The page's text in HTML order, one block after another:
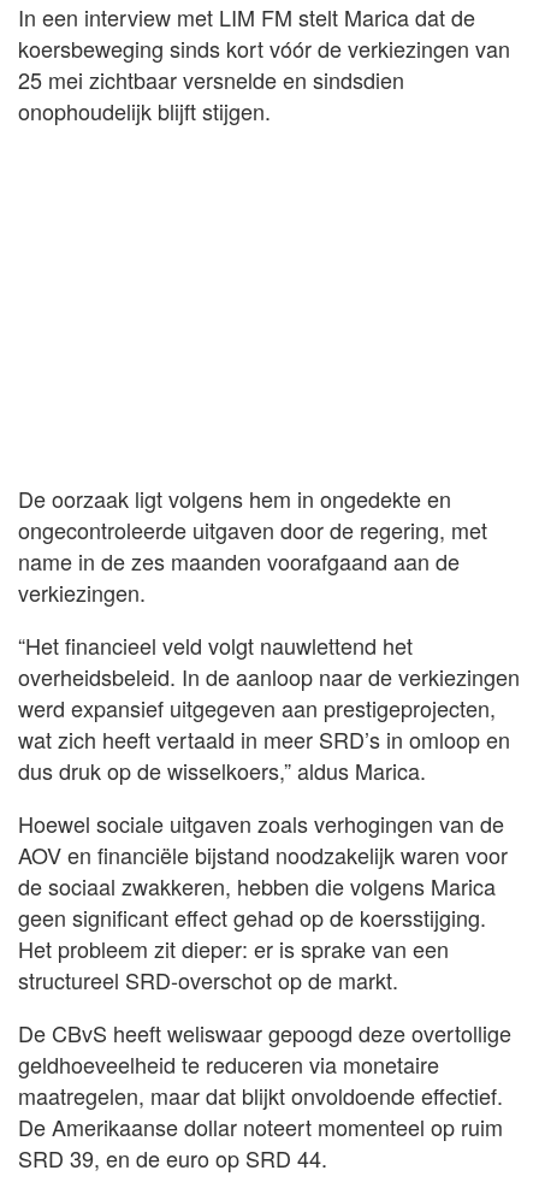
In een interview met LIM FM stelt Marica dat de
koersbeweging sinds kort vóór de verkiezingen van
25 mei zichtbaar versnelde en sindsdien
onophoudelijk blijft stijgen.
De oorzaak ligt volgens hem in ongedekte en
ongecontroleerde uitgaven door de regering, met
name in de zes maanden voorafgaand aan de
verkiezingen.
“Het financieel veld volgt nauwlettend het
overheidsbeleid. In de aanloop naar de verkiezingen
werd expansief uitgegeven aan prestigeprojecten,
wat zich heeft vertaald in meer SRD’s in omloop en
dus druk op de wisselkoers,” aldus Marica.
Hoewel sociale uitgaven zoals verhogingen van de
AOV en financiële bijstand noodzakelijk waren voor
de sociaal zwakkeren, hebben die volgens Marica
geen significant effect gehad op de koersstijging.
Het probleem zit dieper: er is sprake van een
structureel SRD-overschot op de markt.
De CBvS heeft weliswaar gepoogd deze overtollige
geldhoeveelheid te reduceren via monetaire
maatregelen, maar dat blijkt onvoldoende effectief.
De Amerikaanse dollar noteert momenteel op ruim
SRD 39, en de euro op SRD 44.